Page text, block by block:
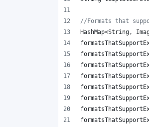
//Formats that
HashMap<String,